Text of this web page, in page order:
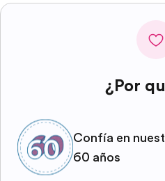
¿Por
Confía en
60 años